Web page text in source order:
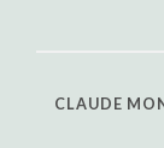
CLAUDE